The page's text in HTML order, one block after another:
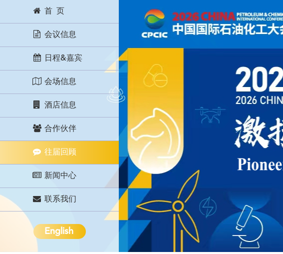
首 页
会议信息
日程&嘉宾
会场信息
酒店信息
合作伙伴
往届回顾
新闻中心
联系我们
English